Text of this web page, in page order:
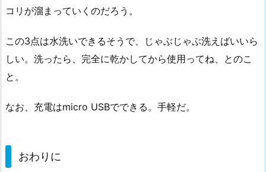
コリが溜まっていくのだろう。
この3点は水洗いできるそうで、じゃぶじゃぶ洗えばいいら
しい。洗ったら、完全に乾かしてから使用ってね、とのこ
と。
なお、充電はmicro USBでできる。手軽だ。
おわりに